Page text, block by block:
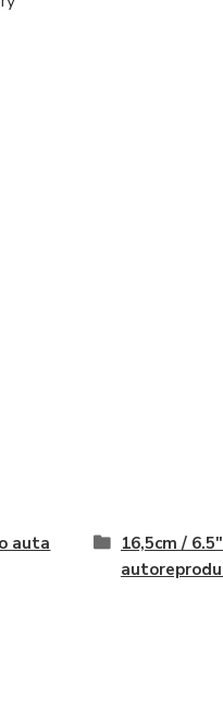
auta
16,5cm / 6.5"